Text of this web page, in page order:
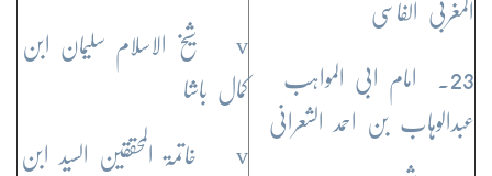
المغربی الفاسی
23. امام ابی المواہب
عبدالوہاب بن احمد الشعرانی
v شیخ الاسلام سلیمان ابن
کمال باشا
v خاتمۃ المحققین السید ابن